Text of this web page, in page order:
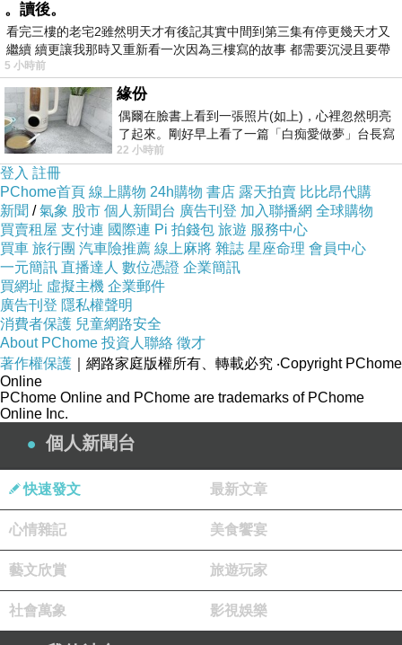
商品訊息簡述
蘊含粉紅葡萄柚萃取、有機初榨椰子油、百香果花籽油、維他
命B5、漆樹核果油及蜂蠟等潤澤滋養成份，能深層修護易乾燥
的唇部肌膚，維持長效鎖水保濕。添加雲母珠光微粒，使雙唇
粉嫩晶瑩，散發清新果香。
用法：以唇刷、指尖沾取或直接塗於雙唇。
【The Body Shop】純淨果香 荔枝潤唇蜜(12ML)
商品網址
http://www.momoshop.com.tw/goods/GoodsDetail.jsp?
i_code=2754033&memid=6000003945&cid=apuad&oid=1&os
m=league
。讀後。
看完三樓的老宅2雖然明天才有後記其實中間到第三集有停更幾天才又
繼續 續更讓我那時又重新看一次因為三樓寫的故事 都需要沉浸且要帶
有
5 小時前
緣份
偶爾在臉書上看到一張照片(如上)，心裡忽然明亮
了起來。剛好早上看了一篇「白痴愛做夢」台長寫
的貼文，在回顧年輕時瘋狂愛上
22 小時前
登入 註冊
PChome首頁 線上購物 24h購物 書店 露天拍賣 比比昂代購
新聞 /氣象 股市 個人新聞台 廣告刊登 加入聯播網 全球購物
買賣租屋 支付連 國際連 Pi 拍錢包 旅遊 服務中心
買車 旅行團 汽車險推薦 線上麻將 雜誌 星座命理 會員中心
一元簡訊 直播達人 數位憑證 企業簡訊
買網址 虛擬主機 企業郵件
廣告刊登 隱私權聲明
消費者保護 兒童網路安全
About PChome 投資人聯絡 徵才
著作權保護 ｜網路家庭版權所有、轉載必究 ‧Copyright PChome
Online
PChome Online and PChome are trademarks of PChome
Online Inc.
個人新聞台
快速發文 最新文章
心情雜記 美食饗宴
藝文欣賞 旅遊玩家
社會萬象 影視娛樂